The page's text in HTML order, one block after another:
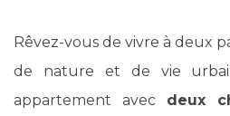
Rêvez-vous de vivre à deux
de nature et de vie
appartement avec deux